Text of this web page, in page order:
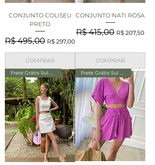
CONJUNTO COLISEU
PRETO
Preço normal
R$ 495,00 Preço promocional
R$ 297,00
COMPRAR
CONJUNTO NATI ROSA
Preço normal
R$ 415,00 Preço
R$ 207,50
COMPRAR
Frete Grátis Sul e Sudeste Frete Grátis Sul e Sudeste